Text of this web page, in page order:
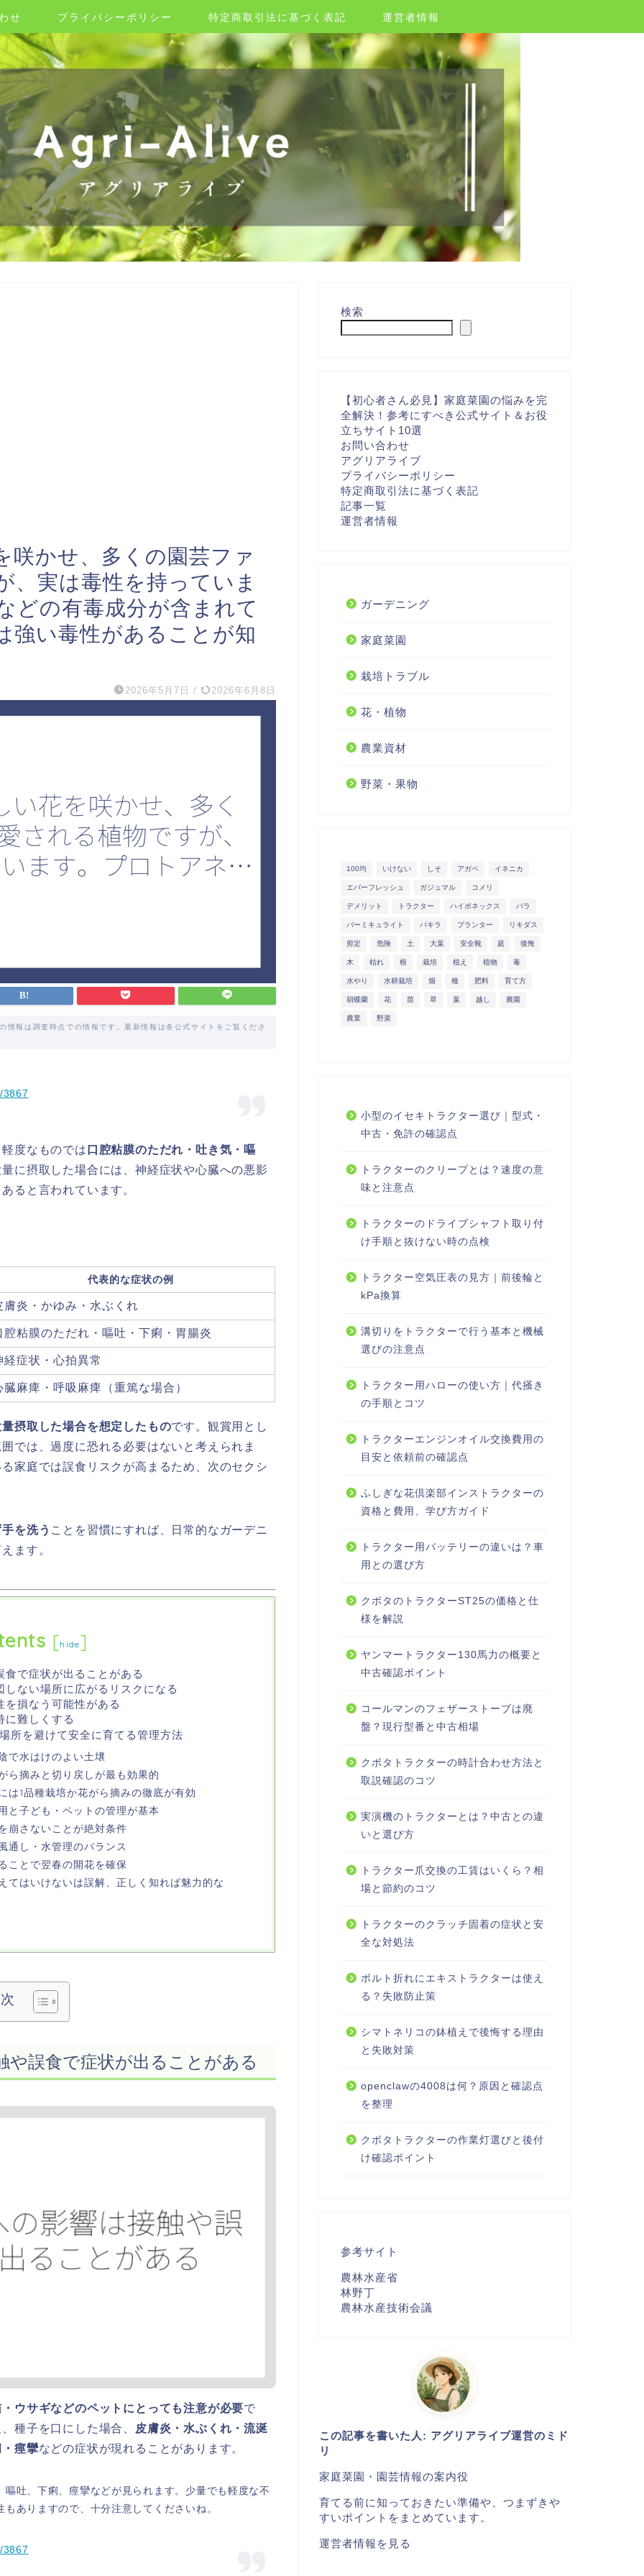
せ プライバシーポリシー 特定商取引法に基づく表記 運営者情報
咲かせ、多くの園芸ファ
、実は毒性を持っていま
どの有毒成分が含まれて
強い毒性があることが知
2026年5月7日 / 2026年6月8日
報は調査時点での情報です。最新情報は各公式サイトをご覧くださ
度なものでは 口腔粘膜のただれ・吐き気・嘔
に摂取した場合には、神経症状や心臓への悪影
ると言われています。
代表的な症状の例
膚炎・かゆみ・水ぶくれ
腔粘膜のただれ・嘔吐・下痢・胃腸炎
経症状・心拍異常
臓麻痺・呼吸麻痺（重篤な場合）
摂取した場合を想定したものです。観賞用とし
では、過度に恐れる必要はないと考えられま
家庭では誤食リスクが高まるため、次のセクシ
を洗う ことを習慣にすれば、日常的なガーデニ
ます。
[hide]
で症状が出ることがある
ない場所に広がるリスクになる
損なう可能性がある
に難しくする
所を避けて安全に育てる管理方法
で水はけのよい土壌
ら摘みと切り戻しが最も効果的
は1品種栽培か花がら摘みの徹底が有効
と子ども・ペットの管理が基本
崩さないことが絶対条件
通し・水管理のバランス
ことで翌春の開花を確保
てはいけないは誤解、正しく知れば魅力的な
や誤食で症状が出ることがある
ウサギなどのペットにとっても注意が必要で
種子を口にした場合、
皮膚炎・水ぶくれ・流涎
痙攣などの症状が現れることがあります。
吐、下痢、痙攣などが見られます。少量でも軽度な不
ありますので、十分注意してくださいね。
検索
【初心者さん必見】家庭菜園の悩みを完
全解決！参考にすべき公式サイト＆お役
立ちサイト10選
お問い合わせ
アグリアライブ
プライバシーポリシー
特定商取引法に基づく表記
記事一覧
運営者情報
ガーデニング
家庭菜園
栽培トラブル
花・植物
農業資材
野菜・果物
100均 いけない しそ アガベ イネニカ
エバーフレッシュ ガジュマル コメリ
デメリット トラクター ハイポネックス バラ
バーミキュライト パキラ プランター リキダス
剪定 危険 土 大葉 安全靴 庭 後悔
木 枯れ 根 栽培 植え 植物 毒
水やり 水耕栽培 畑 種 肥料 育て方
胡蝶蘭 花 苗 草 葉 越し 農園
農業 野菜
小型のイセキトラクター選び｜型式・
中古・免許の確認点
トラクターのクリープとは？速度の意
味と注意点
トラクターのドライブシャフト取り付
け手順と抜けない時の点検
トラクター空気圧表の見方｜前後輪と
kPa換算
溝切りをトラクターで行う基本と機械
選びの注意点
トラクター用ハローの使い方｜代掻き
の手順とコツ
トラクターエンジンオイル交換費用の
目安と依頼前の確認点
ふしぎな花倶楽部インストラクターの
資格と費用、学び方ガイド
トラクター用バッテリーの違いは？車
用との選び方
クボタのトラクターST25の価格と仕
様を解説
ヤンマートラクター130馬力の概要と
中古確認ポイント
コールマンのフェザーストーブは廃
盤？現行型番と中古相場
クボタトラクターの時計合わせ方法と
取説確認のコツ
実演機のトラクターとは？中古との違
いと選び方
トラクター爪交換の工賃はいくら？相
場と節約のコツ
トラクターのクラッチ固着の症状と安
全な対処法
ボルト折れにエキストラクターは使え
る？失敗防止策
シマトネリコの鉢植えで後悔する理由
と失敗対策
openclawの4008は何？原因と確認点
を整理
クボタトラクターの作業灯選びと後付
け確認ポイント
参考サイト
農林水産省
林野丁
農林水産技術会議
この記事を書いた人: アグリアライブ運営のミド
リ
家庭菜園・園芸情報の案内役
育てる前に知っておきたい準備や、つまずきや
すいポイントをまとめています。
運営者情報を見る